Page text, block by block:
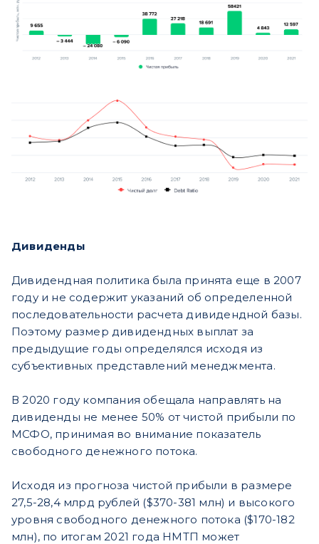
Дивиденды
Дивидендная политика была принята еще в 2007
году и не содержит указаний об определенной
последовательности расчета дивидендной базы.
Поэтому размер дивидендных выплат за
предыдущие годы определялся исходя из
субъективных представлений менеджмента.
В 2020 году компания обещала направлять на
дивиденды не менее 50% от чистой прибыли по
МСФО, принимая во внимание показатель
свободного денежного потока.
Исходя из прогноза чистой прибыли в размере
27,5-28,4 млрд рублей ($370-381 млн) и высокого
уровня свободного денежного потока ($170-182
млн), по итогам 2021 года НМТП может